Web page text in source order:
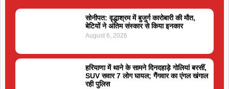
सोनीपत: वृद्धाश्रम में बुजुर्ग कारोबारी की मौत,
बेटियों ने अंतिम संस्कार से किया इनकार
August 6, 2026
हरियाणा में थाने के सामने दिनदहाड़े गोलियां बरसीं,
SUV सवार 7 लोग घायल; गैंगवार का एंगल खंगाल
रही पुलिस